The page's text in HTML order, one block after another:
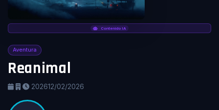
Contenido IA
Aventura
Reanimal
202612/02/2026